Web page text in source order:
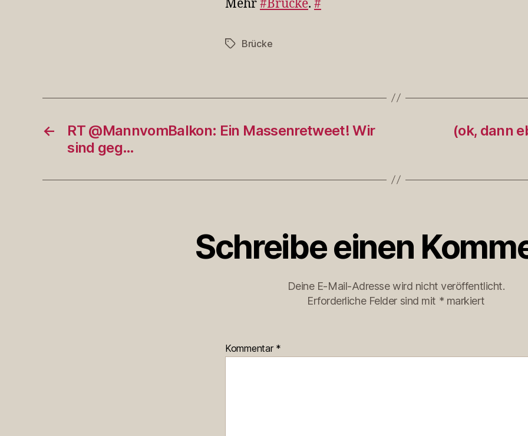
Mehr#Brücke. #
Schlagwörter
Brücke
←
RT @MannvomBalkon: Ein Massenretweet! Wir
sind geg…
(ok, dann
Schreibe einen
Deine E-Mail-Adresse wird nicht veröffentlicht.
Erforderliche Felder sind mit * markiert
Kommentar *